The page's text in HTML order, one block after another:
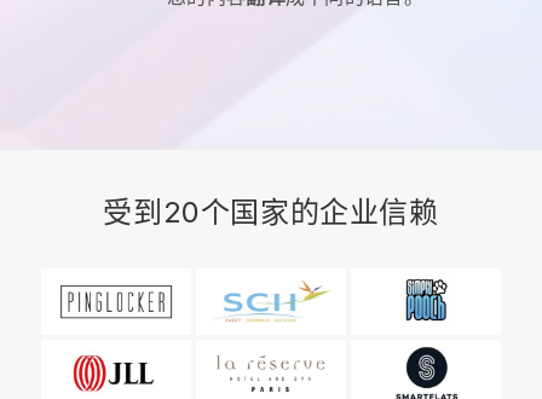
受到20个国家的企业信赖